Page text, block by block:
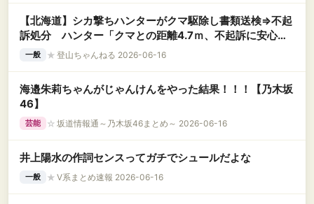
【北海道】シカ撃ちハンターがクマ駆除し書類送検⇒不起
訴処分 ハンター「クマとの距離4.7ｍ、不起訴に安心」
鉢合わせし発砲
一般 ★ 登山ちゃんねる 2026-06-16
海邉朱莉ちゃんがじゃんけんをやった結果！！！【乃木坂
46】
芸能 ☆ 坂道情報通～乃木坂46まとめ～ 2026-06-16
井上陽水の作詞センスってガチでシュールだよな
一般 ★ V系まとめ速報 2026-06-16